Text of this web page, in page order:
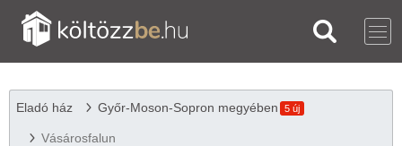
Eladó ház Győr-Moson-Sopron megyében 5 új
Vásárosfalun